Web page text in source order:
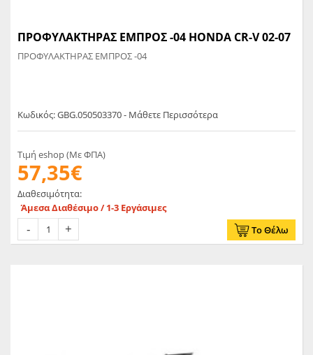
ΠΡΟΦΥΛΑΚΤΗΡΑΣ ΕΜΠΡΟΣ -04 HONDA CR-V 02-07
ΠΡΟΦΥΛΑΚΤΗΡΑΣ ΕΜΠΡΟΣ -04
Κωδικός: GBG.050503370 - Μάθετε Περισσότερα
Τιμή eshop (Με ΦΠΑ)
57,35€
Διαθεσιμότητα:
Άμεσα Διαθέσιμο / 1-3 Εργάσιμες
Το Θέλω